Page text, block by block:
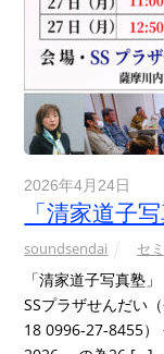
2026年4月24日
「清家道子
soundsendai セ
「清家道子写真塾
SSプラザせんだい
18 0996-27-8455）